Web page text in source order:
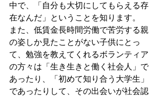
中で、「自分も大切にしてもらえる存
在なんだ」ということを知ります。
また、低賃金長時間労働で苦労する親
の姿しか見たことがない子供にとっ
て、勉強を教えてくれるボランティア
の方々は「生き生きと働く社会人」で
あったり、「初めて知り合う大学生」
であったりして、その出会いが社会認